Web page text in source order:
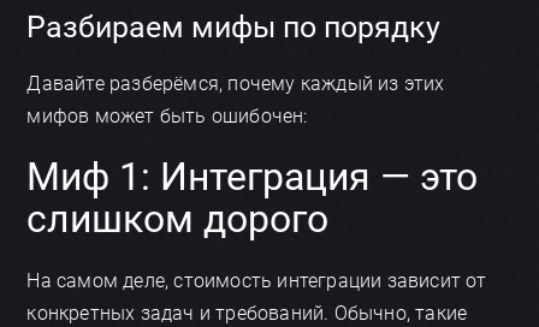
Разбираем мифы по порядку
Давайте разберёмся, почему каждый из этих
мифов может быть ошибочен:
Миф 1: Интеграция — это
слишком дорого
На самом деле, стоимость интеграции зависит от
конкретных задач и требований. Обычно, такие